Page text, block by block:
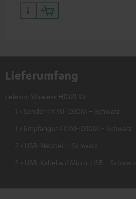
Lieferumfang
celexon Wireless HDMI Kit
1 × Sender 4K WHD30M – Schwarz
1 × Empfänger 4K WHD30M – Schwarz
2 × USB-Netzteil – Schwarz
2 × USB-Kabel auf Micro-USB – Schwarz